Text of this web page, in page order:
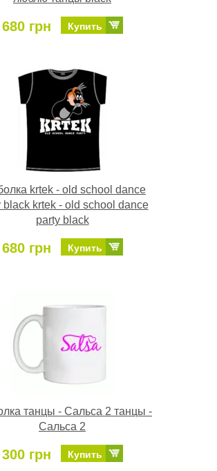
680 грн Купить
krtek - old school dance
black krtek - old school dance
party black
680 грн Купить
танцы - Сальса 2 танцы -
Сальса 2
300 грн Купить